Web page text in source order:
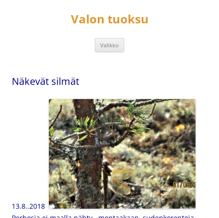
Valon tuoksu
Valikko
Näkevät silmät
13.8..2018